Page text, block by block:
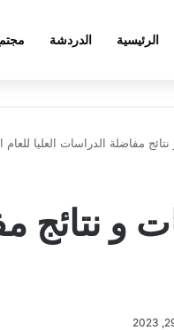
الرئيسية الدردشة
مفاضلة الدراسات العليا للعام الدراسي